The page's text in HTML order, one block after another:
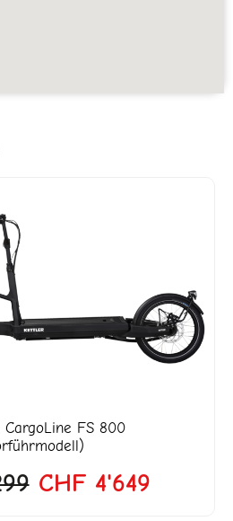
CargoLine FS 800
CHF 9'299
CHF4'649
CHF